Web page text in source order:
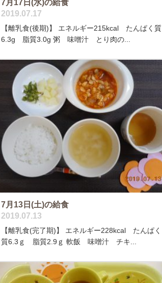
7月17日(水)の給食
2019.07.17
【離乳食(後期)】 エネルギー215kcal たんぱく質
6.3g 脂質3.0g 粥 味噌汁 とり肉の...
7月13日(土)の給食
2019.07.13
【離乳食(完了期)】 エネルギー228kcal たんぱく
質6.3ｇ 脂質2.9ｇ 軟飯 味噌汁 チキ...